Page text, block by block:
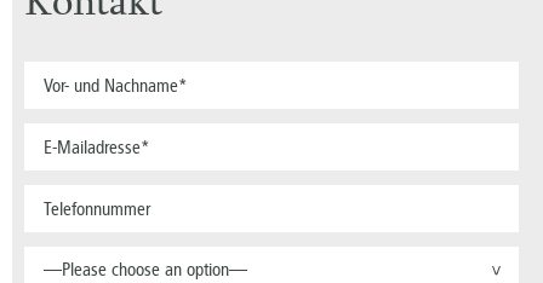
—Please choose an option— >